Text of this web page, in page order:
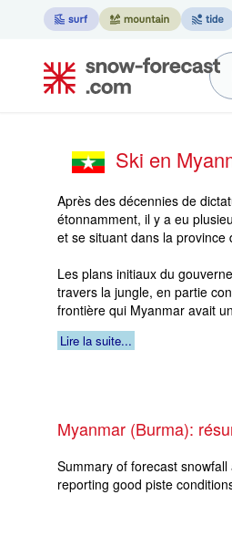
Ski en
Après des décennies de
étonnamment, il y a eu
et se situant dans la
Les plans initiaux du
travers la jungle, en partie
frontière qui Myanmar avait
Lire la suite...
Myanmar (Burma):
Summary of forecast
reporting good piste